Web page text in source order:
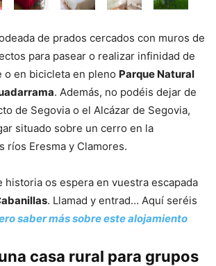
de prados cercados con muros de
para pasear o realizar infinidad de
o en bicicleta en pleno Parque Natural
. Además, no podéis dejar de
de Segovia o el Alcázar de Segovia,
situado sobre un cerro en la
ríos Eresma y Clamores.
historia os espera en vuestra escapada
. Llamad y entrad… Aquí seréis
saber más sobre este alojamiento
casa rural para grupos